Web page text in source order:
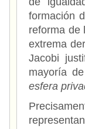
formación
reforma de
extrema
Jacobi
mayoría
esfera